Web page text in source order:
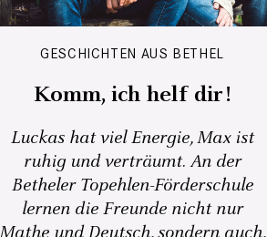
GESCHICHTEN AUS BETHEL
Komm, ich helf dir!
Luckas hat viel Energie, Max ist
ruhig und verträumt. An der
Betheler Topehlen-Förderschule
lernen die Freunde nicht nur